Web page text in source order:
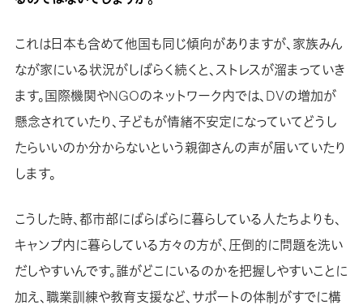
これは日本も含めて他国も同じ傾向がありますが、家族みん
なが家にいる状況がしばらく続くと、ストレスが溜まっていき
ます。国際機関やNGOのネットワーク内では、DVの増加が
懸念されていたり、子どもが情緒不安定になっていてどうし
たらいいのか分からないという親御さんの声が届いていたり
します。
こうした時、都市部にばらばらに暮らしている人たちよりも、
キャンプ内に暮らしている方々の方が、圧倒的に問題を洗い
だしやすいんです。誰がどこにいるのかを把握しやすいことに
加え、職業訓練や教育支援など、サポートの体制がすでに構